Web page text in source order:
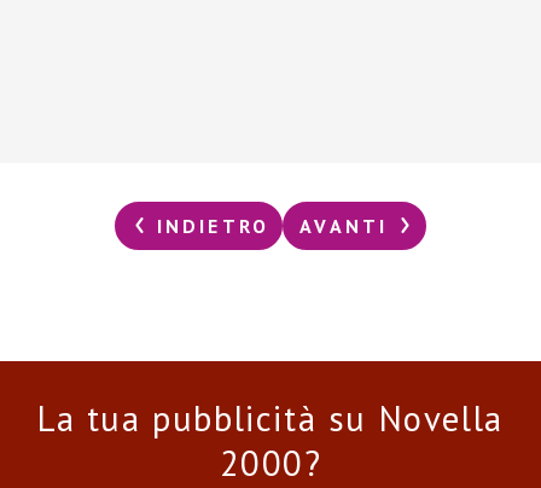
INDIETRO AVANTI
La tua pubblicità su Novella
2000?